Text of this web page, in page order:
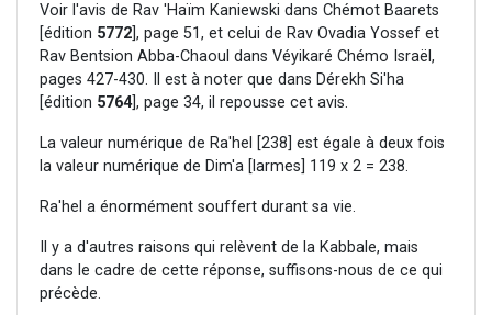
Voir l'avis de Rav 'Haïm Kaniewski dans Chémot Baarets
[édition 5772 ], page 51, et celui de Rav Ovadia Yossef et
Rav Bentsion Abba-Chaoul dans Véyikaré Chémo Israël,
pages 427-430. Il est à noter que dans Dérekh Si'ha
[édition 5764], page 34, il repousse cet avis.
La valeur numérique de Ra'hel [238] est égale à deux fois
la valeur numérique de Dim'a [larmes] 119 x 2 = 238.
Ra'hel a énormément souffert durant sa vie.
Il y a d'autres raisons qui relèvent de la Kabbale, mais
dans le cadre de cette réponse, suffisons-nous de ce qui
précède.